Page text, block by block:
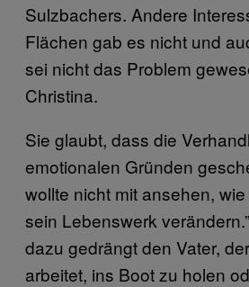
Sulzbachers. Andere
Flächen gab es nicht und
sei nicht das Problem
Christina.
Sie glaubt, dass die
emotionalen Gründen
wollte nicht mit ansehen,
sein Lebenswerk
dazu gedrängt den Vater,
arbeitet, ins Boot zu holen